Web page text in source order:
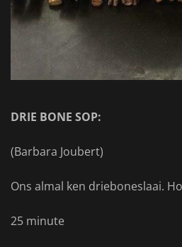
DRIE BONE SOP:
(Barbara Joubert)
Ons almal ken drieboneslaai.
25 minute